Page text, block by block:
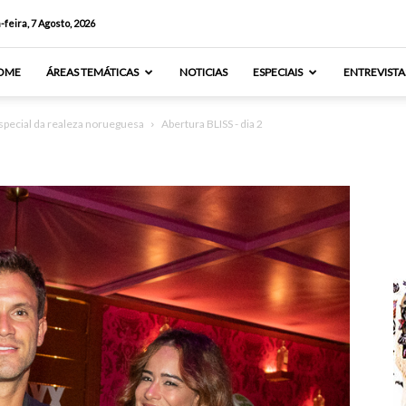
feira, 7 Agosto, 2026
ÁREAS TEMÁTICAS NOTICIAS ESPECIAIS
da realeza norueguesa Abertura BLISS - dia 2